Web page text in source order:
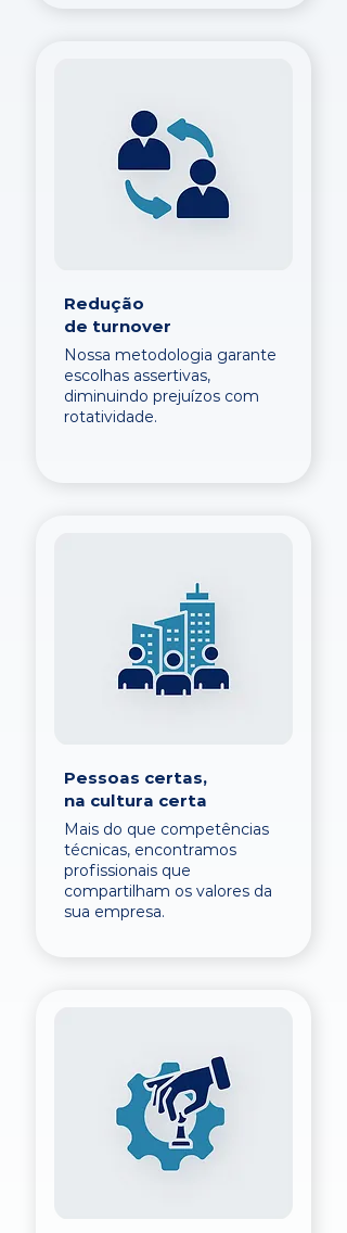
Redução
de turnover
Nossa metodologia garante
escolhas assertivas,
diminuindo prejuízos com
rotatividade.
Pessoas certas,
na cultura certa
Mais do que competências
técnicas, encontramos
profissionais que
compartilham os valores da
sua empresa.